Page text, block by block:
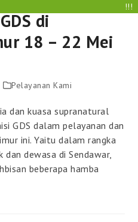
di
18 – 22 Mei
Pelayanan Kami
dan kuasa supranatural
GDS dalam pelayanan dan
ini. Yaitu dalam rangka
dan dewasa di Sendawar,
beberapa hamba
!!!